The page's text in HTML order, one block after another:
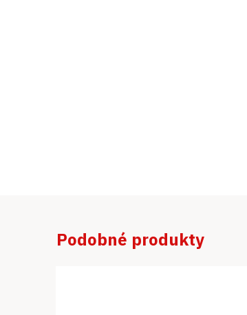
Podobné produkty